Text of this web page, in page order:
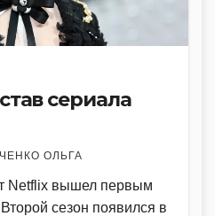
сериала
ОЛЬГА
Netflix вышел первым
сезон появился в